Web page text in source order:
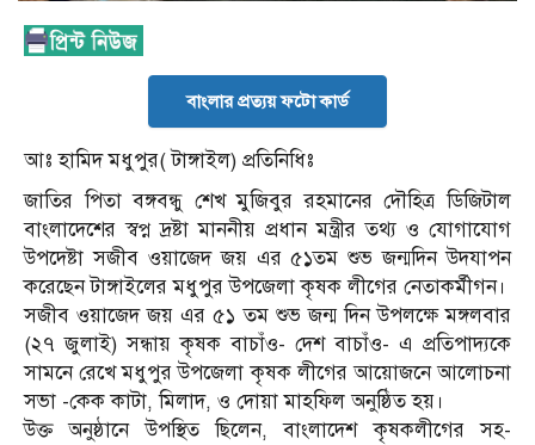
বাংলার প্রত্যয় ফটো কার্ড
আঃ হামিদ মধুপুর( টাঙ্গাইল) প্রতিনিধিঃ
জাতির পিতা বঙ্গবন্ধু শেখ মুজিবুর রহমানের দৌহিত্র ডিজিটাল
বাংলাদেশের স্বপ্ন দ্রষ্টা মাননীয় প্রধান মন্ত্রীর তথ্য ও যোগাযোগ
উপদেষ্টা সজীব ওয়াজেদ জয় এর ৫১তম শুভ জন্মদিন উদযাপন
করেছেন টাঙ্গাইলের মধুপুর উপজেলা কৃষক লীগের নেতাকর্মীগন।
সজীব ওয়াজেদ জয় এর ৫১ তম শুভ জন্ম দিন উপলক্ষে মঙ্গলবার
(২৭ জুলাই) সন্ধায় কৃষক বাচাঁও- দেশ বাচাঁও- এ প্রতিপাদ্যকে
সামনে রেখে মধুপুর উপজেলা কৃষক লীগের আয়োজনে আলোচনা
সভা -কেক কাটা, মিলাদ, ও দোয়া মাহফিল অনুষ্ঠিত হয়।
উক্ত অনুষ্ঠানে উপস্থিত ছিলেন, বাংলাদেশ কৃষকলীগের সহ-